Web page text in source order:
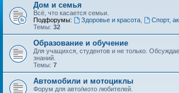
Дом и семья
Всё, что касается семьи.
Подфорумы:
Здоровье и красота,
Спорт,
Темы: 32
Образование и обучение
Для учащихся, студентов и не только.
знаний.
Темы: 7
Автомобили и мотоциклы
Форум для авто/мото любителей.